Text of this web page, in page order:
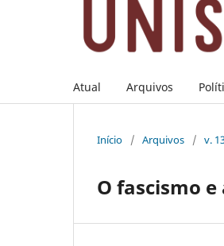
Atual Arquivos
Início / Arquivos / v.
O fascismo